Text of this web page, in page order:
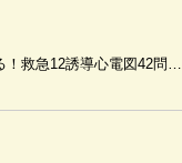
急12誘導心電図42問42答